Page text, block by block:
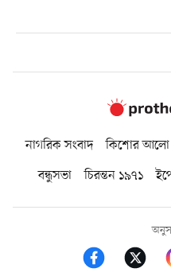
নাগরিক সংবাদ কিশোর আলো
বন্ধুসভা
চিরন্তন ১৯৭১